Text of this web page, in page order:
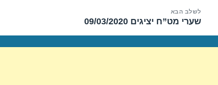
לשלב הבא
הפוסט
שערי מט”ח יציגים 09/03/2020